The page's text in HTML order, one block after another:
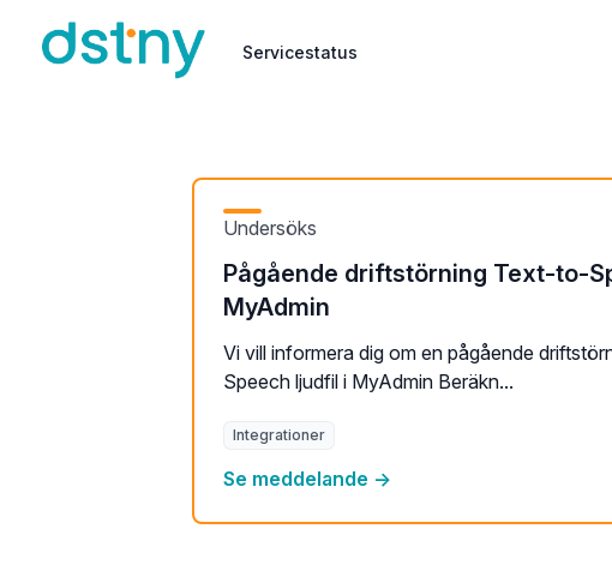
Servicestatus
Undersöks
Pågående driftstörning Text-to-
MyAdmin
Vi vill informera dig om en pågående
Speech ljudfil i MyAdmin Beräkn...
Integrationer
Se meddelande →